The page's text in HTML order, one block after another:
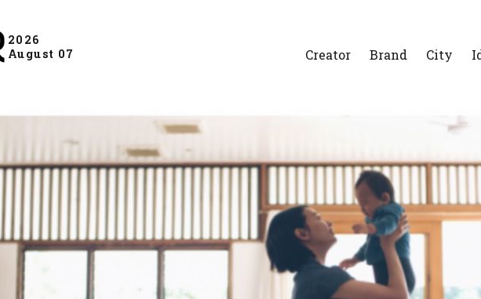
2026
August 07
Creator Brand City